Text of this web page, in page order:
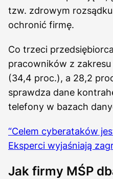
tzw. zdrowym
ochronić firmę.
Co trzeci
pracowników z
(34,4 proc.), a 28,2
sprawdza dane
telefony w bazach
“Celem cyberataków
Eksperci wyjaśniają
Jak firmy MŚP